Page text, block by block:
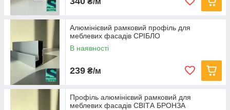
Алюмінієвий рамковий профіль для
меблевих фасадів СРІБЛО
В наявності
239 ₴/м
Профіль алюмінієвий рамковий для
меблевих фасадів СВІТА БРОНЗА